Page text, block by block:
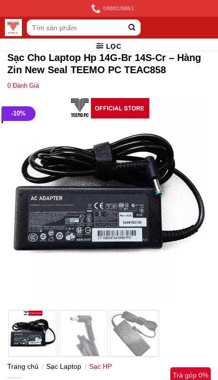
to
content
0888326861
Tìm
kiếm:
LỌC
Sạc Cho Laptop Hp 14G-Br 14S-Cr – Hàng
Zin New Seal TEEMO PC TEAC858
0 Đánh Giá
-10%
Trang chủ / Sạc Laptop / Sạc HP
Trả góp 0%